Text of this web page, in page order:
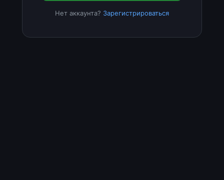
Нет аккаунта? Зарегистрироваться